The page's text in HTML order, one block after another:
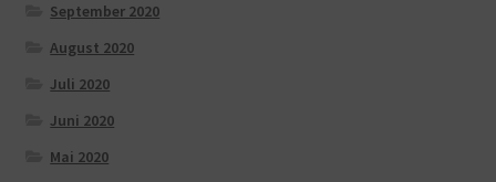
September 2020
August 2020
Juli 2020
Juni 2020
Mai 2020